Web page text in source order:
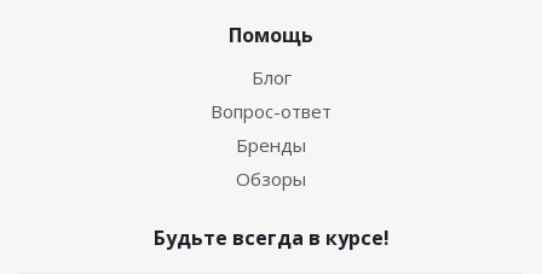
Помощь
Блог
Вопрос-ответ
Бренды
Обзоры
Будьте всегда в курсе!